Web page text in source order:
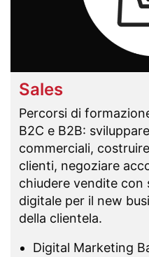
Sales
Percorsi di
B2C e B2B:
commerciali,
clienti, negoziare
chiudere vendite con
digitale per il new
della clientela.
Digital Marketing